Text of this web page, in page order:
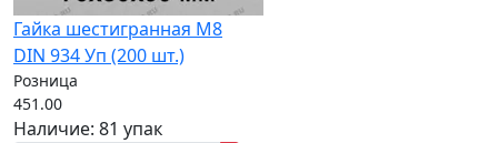
Гайка шестигранная M8
DIN 934 Уп (200 шт.)
Розница
451.00
Наличие: 81 упак